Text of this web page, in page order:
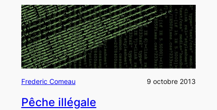
Frederic Comeau 9 octobre 2013
Pêche illégale